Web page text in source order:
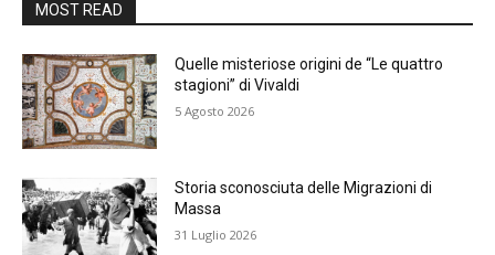
MOST READ
Quelle misteriose origini de “Le quattro
stagioni” di Vivaldi
5 Agosto 2026
Storia sconosciuta delle Migrazioni di
Massa
31 Luglio 2026